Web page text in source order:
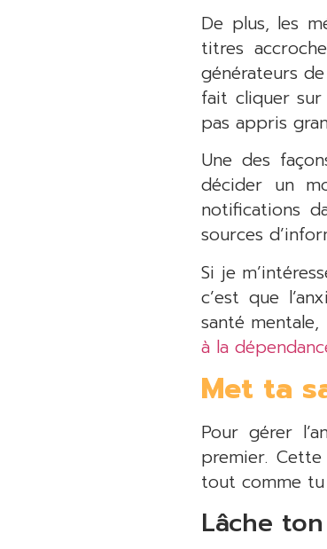
De plus, les
titres
générateurs
fait cliquer sur
pas appris
Une des
décider un
notifications
sources
Si je
c’est que
santé
à la
Met ta
Pour gérer
premier.
tout comme
Lâche